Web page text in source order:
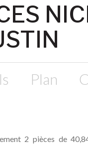
Plan
2 pièces de